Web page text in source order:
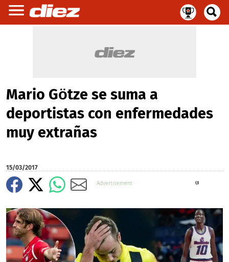
Mario Götze se suma a
deportistas con enfermedades
muy extrañas
15/03/2017
X